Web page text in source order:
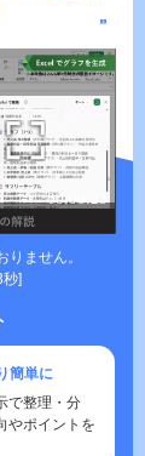
ません。
秒]
簡単に
で整理・分
やポイントを